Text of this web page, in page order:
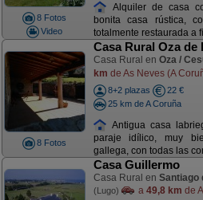
8 Fotos
Video
Alquiler de casa
bonita casa rústica,
totalmente restaurada a
8 Fotos
Casa Rural Oza de
Casa Rural en Oza /
km de As Neves (A
8+2 plazas
22 €
25 km de A Coruña
Antigua casa
paraje idílico, muy
gallega, con todas las
Casa Guillermo
Casa Rural en Santiago
(Lugo) a 49,8 km de